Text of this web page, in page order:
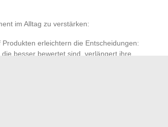
im Alltag zu verstärken:
erleichtern die Entscheidungen:
besser bewertet sind, verlängert ihre